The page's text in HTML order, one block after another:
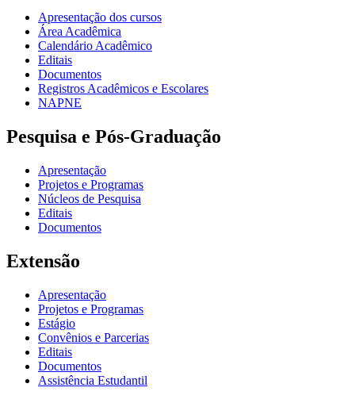
Apresentação dos cursos
Área Acadêmica
Calendário Acadêmico
Editais
Documentos
Registros Acadêmicos e Escolares
NAPNE
Pesquisa e Pós-Graduação
Apresentação
Projetos e Programas
Núcleos de Pesquisa
Editais
Documentos
Extensão
Apresentação
Projetos e Programas
Estágio
Convênios e Parcerias
Editais
Documentos
Assistência Estudantil